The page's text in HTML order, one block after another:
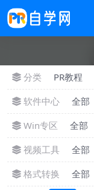
分类 PR教程
软件中心
全部
Win专区
全部
视频工具
全部
格式转换
全部